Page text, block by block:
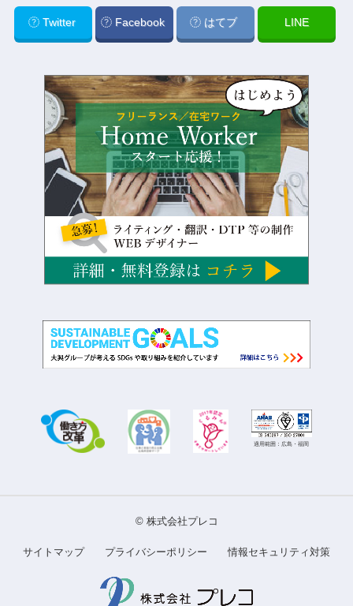
Twitter Facebook はてブ LINE
適用範囲：広島・福岡
© 株式会社プレコ
サイトマップ プライバシーポリシー 情報セキュリティ対策